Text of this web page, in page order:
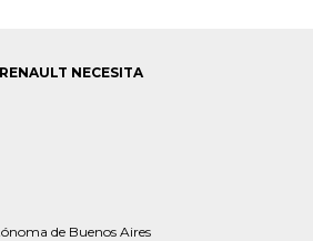
NECESITA
de Buenos Aires